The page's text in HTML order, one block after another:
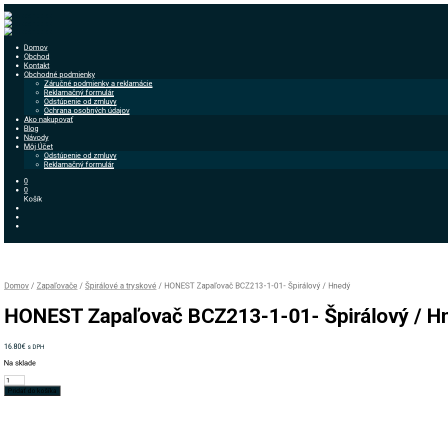
Domov
Obchod
Kontakt
Obchodné podmienky
Záručné podmienky a reklamácie
Reklamačný formulár
Odstúpenie od zmluvy
Ochrana osobných údajov
Ako nakupovať
Blog
Návody
Môj Účet
Odstúpenie od zmluvy
Reklamačný formulár
0
0
Košík
Domov / Zapaľovače / Špirálové a tryskové / HONEST Zapaľovač BCZ213-1-01- Špirálový / Hnedý
HONEST Zapaľovač BCZ213-1-01- Špirálový /
16.80€ s DPH
Na sklade
množstvo
HONEST
Zapaľovač
Pridať do košíka